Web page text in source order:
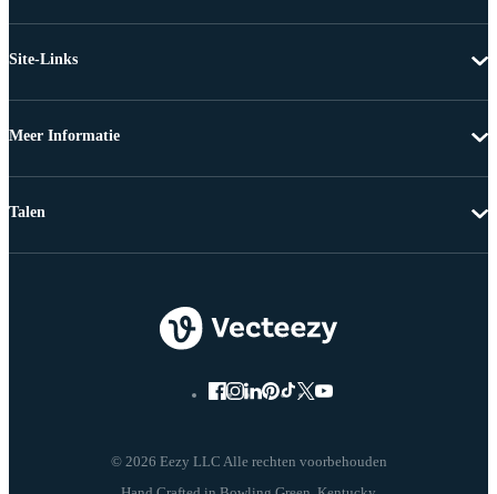
Site-Links
Meer Informatie
© 2026 Eezy LLC Alle rechten voorbehouden
Talen